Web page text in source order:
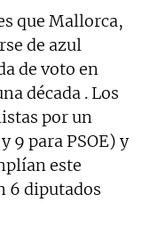
que Mallorca,
de azul
de voto en
década . Los
por un
9 para PSOE) y
este
6 diputados